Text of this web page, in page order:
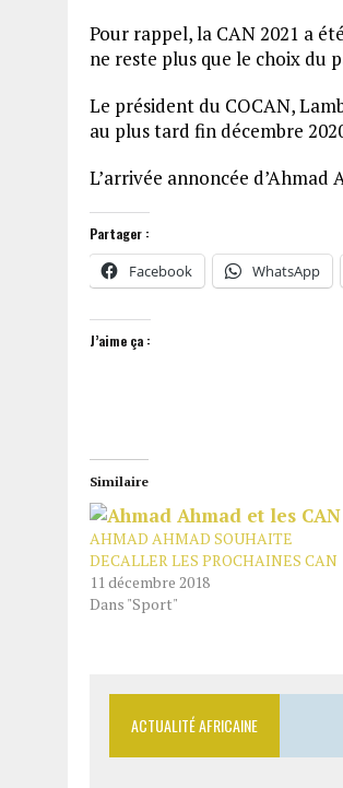
Pour rappel, la CAN 2021 a
ne reste plus que le choix du
Le président du COCAN,
au plus tard fin décembre
L’arrivée annoncée
Partager :
Facebook WhatsApp
J’aime ça :
Similaire
AHMAD AHMAD SOUHAITE
DECALLER LES PROCHAINES CAN
11 décembre 2018
Dans "Sport"
ACTUALITÉ AFRICAINE